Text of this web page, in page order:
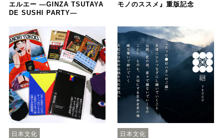
エルエー ―GINZA TSUTAYA
DE SUSHI PARTY―
モノのススメ』重版記念
日本文化 日本文化